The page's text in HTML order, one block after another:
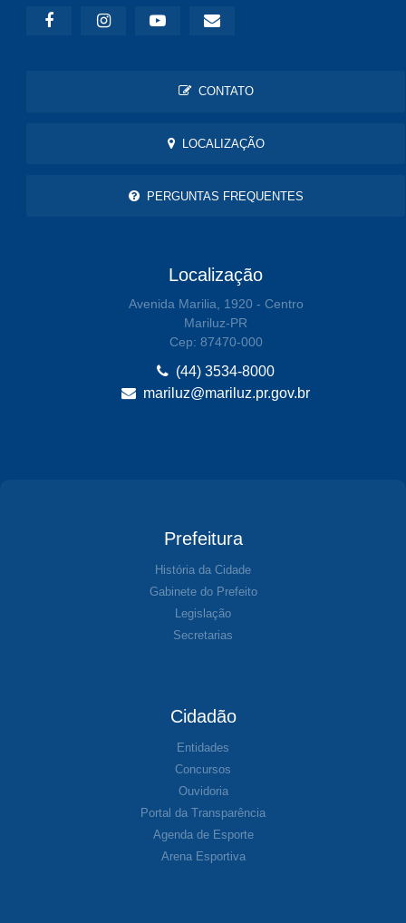
CONTATO
LOCALIZAÇÃO
PERGUNTAS FREQUENTES
Localização
Avenida Marilia, 1920 - Centro
Mariluz-PR
Cep: 87470-000
(44) 3534-8000
mariluz@mariluz.pr.gov.br
Prefeitura
História da Cidade
Gabinete do Prefeito
Legislação
Secretarias
Cidadão
Entidades
Concursos
Ouvidoria
Portal da Transparência
Agenda de Esporte
Arena Esportiva